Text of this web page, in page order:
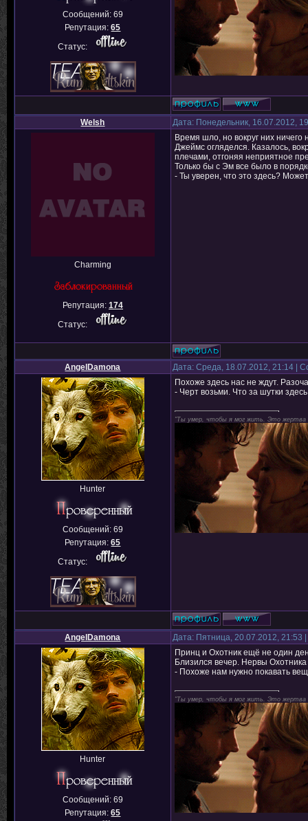
Сообщений: 69
Репутация:65
Статус:
Welsh Дата: Понедельник, 16.07.2012,
Charming
Репутация: 174
Статус:
Время шло, но вокруг них ничего
Джеймс огляделся. Казалось,
плечами, отгоняя неприятное
Только бы с Эм все было в
- Ты уверен, что это здесь?
AngelDamona Дата: Среда, 18.07.2012, 21:14 |
Hunter
Сообщений: 69
Репутация:65
Статус:
Похоже здесь нас не ждут.
- Черт возьми. Что за шутки
"Ты умер, чтобы я мог жить. Это жертва
AngelDamona Дата: Пятница, 20.07.2012,
Hunter
Сообщений: 69
Репутация:65
Принц и Охотник ещё не один
Близился вечер. Нервы
- Похоже нам нужно покавать
"Ты умер, чтобы я мог жить. Это жертва